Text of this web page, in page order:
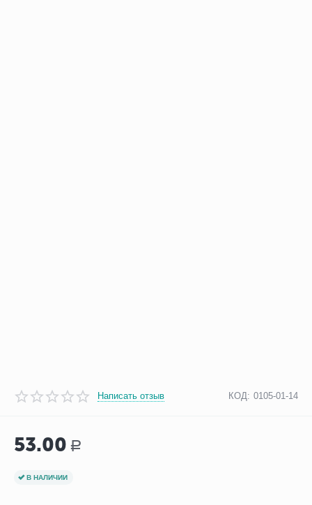
Написать отзыв КОД: 0105-01-14
53.00 Р
В НАЛИЧИИ